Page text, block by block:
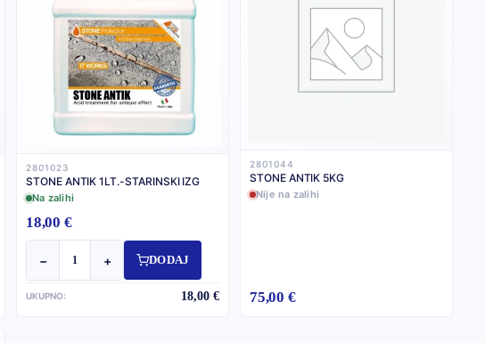
2801023
STONE ANTIK 1LT.-STARINSKI IZG
Na zalihi
18,00 €
− + DODAJ
UKUPNO: 18,00 €
2801044
STONE ANTIK 5KG
Nije na zalihi
75,00 €